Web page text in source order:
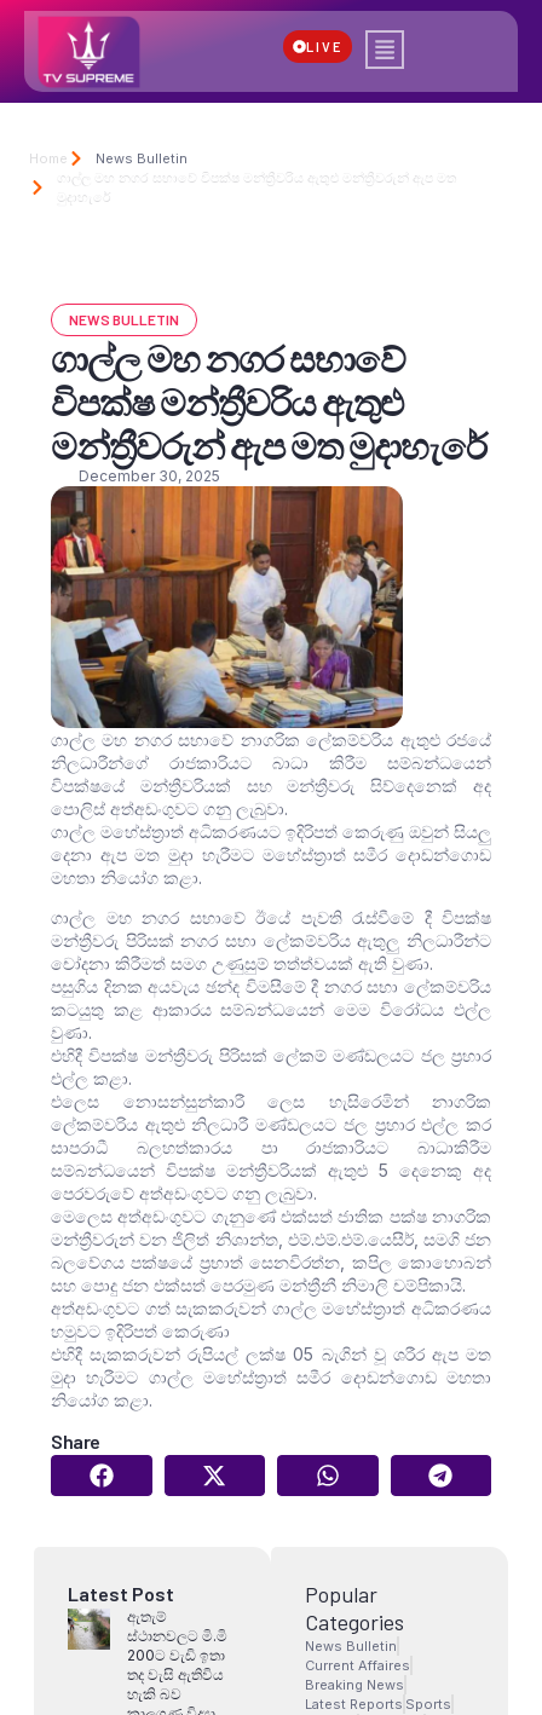
LIVE
Home
News Bulletin
ගාල්ල මහ නගර සභාවේ විපක්ෂ මන්ත්‍රීවරිය ඇතුළු මන්ත්‍රීවරුන් ඇප මත
මුදාහැරේ
NEWS BULLETIN
ගාල්ල මහ නගර සභාවේ
විපක්ෂ මන්ත්‍රීවරිය ඇතුළු
මන්ත්‍රීවරුන් ඇප මත මුදාහැරේ
December 30, 2025
ගාල්ල මහ නගර සභාවේ නාගරික ලේකම්වරිය ඇතුළු රජයේ
නිලධාරීන්ගේ රාජකාරියට බාධා කිරීම සම්බන්ධයෙන්
විපක්ෂයේ මන්ත්‍රීවරියක් සහ මන්ත්‍රීවරු සිව්දෙනෙක් අද
පොලිස් අත්අඩංගුවට ගනු ලැබුවා.
ගාල්ල මහේස්ත්‍රාත් අධිකරණයට ඉදිරිපත් කෙරුණු ඔවුන් සියලු
දෙනා ඇප මත මුදා හැරීමට මහේස්ත්‍රාත් සමීර දොඩන්ගොඩ
මහතා නියෝග කළා.
ගාල්ල මහ නගර සභාවේ ඊයේ පැවති රැස්වීමේ දී විපක්ෂ
මන්ත්‍රීවරු පිරිසක් නගර සභා ලේකම්වරිය ඇතුලු නිලධාරීන්ට
චෝදනා කිරීමත් සමග උණුසුම් තත්ත්වයක් ඇති වුණා.
පසුගිය දිනක අයවැය ඡන්ද විමසීමේ දී නගර සභා ලේකම්වරිය
කටයුතු කළ ආකාරය සම්බන්ධයෙන් මෙම විරෝධය එල්ල
වුණා.
එහිදී විපක්ෂ මන්ත්‍රීවරු පිරිසක් ලේකම් මණ්ඩලයට ජල ප්‍රහාර
එල්ල කළා.
එලෙස නොසන්සුන්කාරී ලෙස හැසිරෙමින් නාගරික
ලේකම්වරිය ඇතුළු නිලධාරී මණ්ඩලයට ජල ප්‍රහාර එල්ල කර
සාපරාධී බලහත්කාරය පා රාජකාරියට බාධාකිරීම
සම්බන්ධයෙන් විපක්ෂ මන්ත්‍රීවරියක් ඇතුළු 5 දෙනෙකු අද
පෙරවරුවේ අත්අඩංගුවට ගනු ලැබුවා.
මෙලෙස අත්අඩංගුවට ගැනුණේ එක්සත් ජාතික පක්ෂ නාගරික
මන්ත්‍රීවරුන් වන ජිලිත් නිශාන්ත, එම්.එම්.එම්.යෙසීර්, සමගි ජන
බලවේගය පක්ෂයේ ප්‍රභාත් සෙනවිරත්න, කපිල කොහොබන්
සහ පොදු ජන එක්සත් පෙරමුණ මන්ත්‍රීනී නිමාලි චම්පිකායි.
අත්අඩංගුවට ගත් සැකකරුවන් ගාල්ල මහේස්ත්‍රාත් අධිකරණය
හමුවට ඉදිරිපත් කෙරුණා
එහිදී සැකකරුවන් රුපියල් ලක්ෂ 05 බැගින් වූ ශරීර ඇප මත
මුදා හැරීමට ගාල්ල මහේස්ත්‍රාත් සමීර දොඩන්ගොඩ මහතා
නියෝග කළා.
Share
Latest Post
ඇතැම්
ස්ථානවලට මි.මි
200ට වැඩි ඉතා
තද වැසි ඇතිවිය
හැකි බව
Popular
Categories
News Bulletin
Current Affaires
Breaking News
Latest Reports Sports